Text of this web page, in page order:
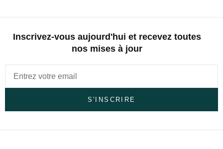
Inscrivez-vous aujourd'hui et recevez toutes
nos mises à jour
S'INSCRIRE